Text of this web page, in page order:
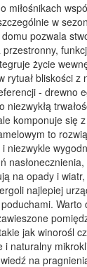
miłośnikach
w
pozwala
życie
rytuał bliskości
- drewno
komponuje się
to
niezwykle
na opady i
najlepiej
Warto
jak winorośl
i naturalny
na